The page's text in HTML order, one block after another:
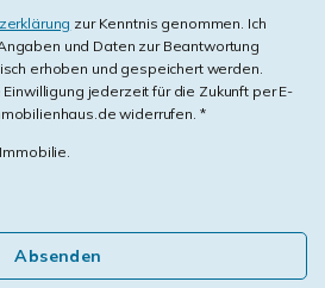
zur Kenntnis genommen. Ich
und Daten zur Beantwortung
erhoben und gespeichert werden.
Einwilligung jederzeit für die Zukunft per E-
widerrufen. *
Absenden